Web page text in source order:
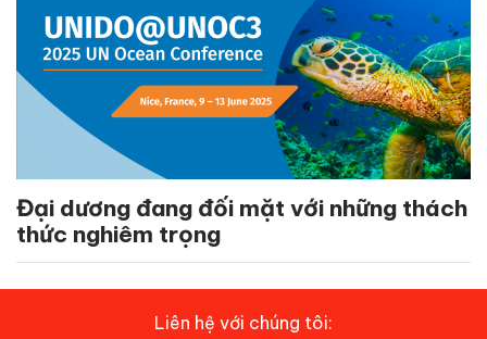
Đại dương đang đối mặt với những thách
thức nghiêm trọng
Liên hệ với chúng tôi: